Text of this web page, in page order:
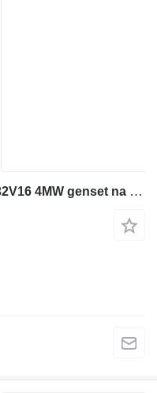
Motor Caterpillar MWM TCG2032V16 4MW genset na Caterpillar MWM TCG2032V16